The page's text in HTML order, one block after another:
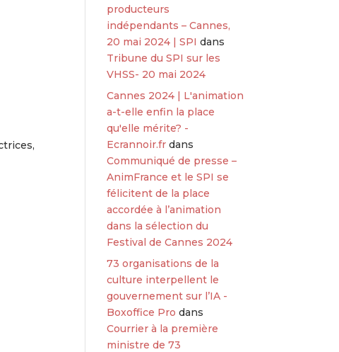
producteurs
indépendants – Cannes,
20 mai 2024 | SPI dans
Tribune du SPI sur les
VHSS- 20 mai 2024
Cannes 2024 | L'animation
a-t-elle enfin la place
qu'elle mérite? -
Ecrannoir.fr dans
Communiqué de presse –
AnimFrance et le SPI se
félicitent de la place
accordée à l’animation
dans la sélection du
Festival de Cannes 2024
73 organisations de la
culture interpellent le
gouvernement sur l’IA -
Boxoffice Pro dans
Courrier à la première
ministre de 73